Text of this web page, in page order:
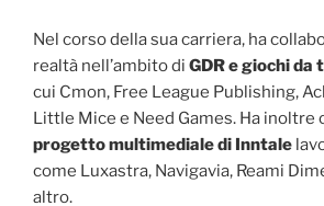
Nel corso della sua carriera, ha
realtà nell’ambito di GDR e giochi da
cui Cmon, Free League Publishing,
Little Mice e Need Games. Ha inoltre
progetto multimediale di Inntale
come Luxastra, Navigavia, Reami
altro.